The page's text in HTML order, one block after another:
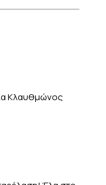
Κλαυθμώνος